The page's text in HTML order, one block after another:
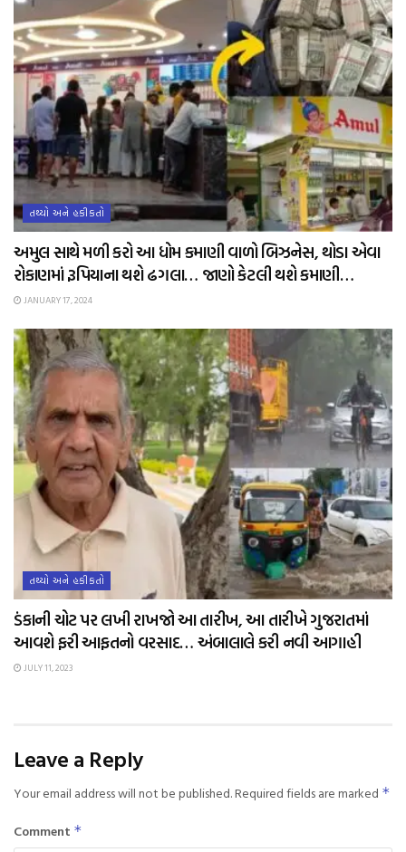
તથ્યો અને હકીકતો
અમુલ સાથે મળી કરો આ ધોમ કમાણી વાળો બિઝનેસ, થોડા એવા
રોકાણમાં રૂપિયાના થશે ઢગલા… જાણો કેટલી થશે કમાણી…
JANUARY 17, 2024
તથ્યો અને હકીકતો
ડંકાની ચોટ પર લખી રાખજો આ તારીખ, આ તારીખે ગુજરાતમાં
આવશે ફરી આફતનો વરસાદ… અંબાલાલે કરી નવી આગાહી
JULY 11, 2023
Leave a Reply
Your email address will not be published.Required fields are marked *
Comment *